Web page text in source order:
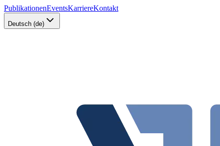
PublikationenEventsKarriereKontakt
Deutsch (de)